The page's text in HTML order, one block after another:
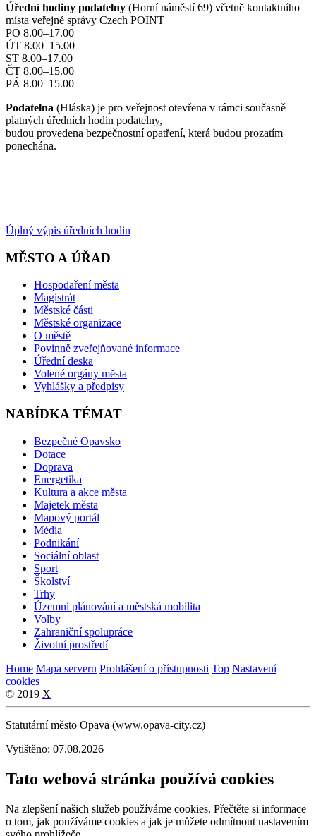
Úřední hodiny podatelny (Horní náměstí 69) včetně kontaktního
místa veřejné správy Czech POINT
PO 8.00–17.00
ÚT 8.00–15.00
ST 8.00–17.00
ČT 8.00–15.00
PÁ 8.00–15.00
Podatelna (Hláska) je pro veřejnost otevřena v rámci současně
platných úředních hodin podatelny,
budou provedena bezpečnostní opatření, která budou prozatím
ponechána.
Úplný výpis úředních hodin
MĚSTO A ÚŘAD
Hospodaření města
Magistrát
Městské části
Městské organizace
O městě
Povinně zveřejňované informace
Úřední deska
Volené orgány města
Vyhlášky a předpisy
NABÍDKA TÉMAT
Bezpečné Opavsko
Dotace
Doprava
Energetika
Kultura a akce města
Majetek města
Mapový portál
Média
Podnikání
Sociální oblast
Sport
Školství
Trhy
Územní plánování a městská mobilita
Volby
Zahraniční spolupráce
Životní prostředí
Home Mapa serveru Prohlášení o přístupnosti Top Nastavení
cookies
© 2019 X
Statutární město Opava (www.opava-city.cz)
Vytištěno: 07.08.2026
Tato webová stránka používá cookies
Na zlepšení našich služeb používáme cookies. Přečtěte si informace
o tom, jak používáme cookies a jak je můžete odmítnout nastavením